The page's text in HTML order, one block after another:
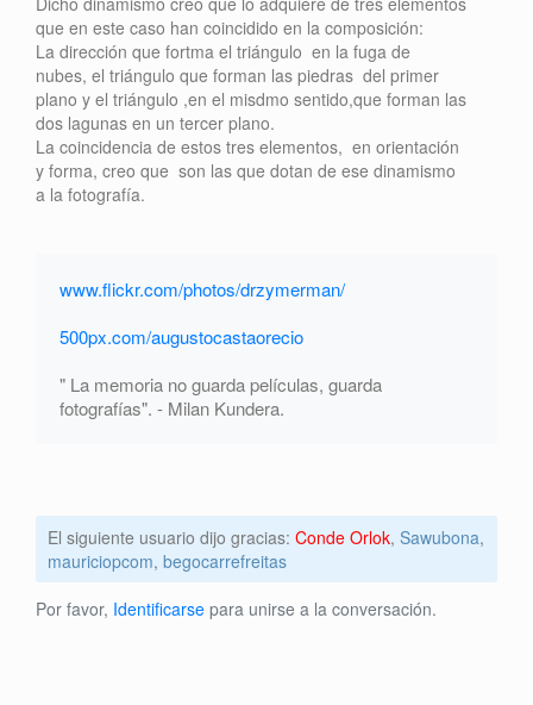
que en este caso han coincidido en la composición:
La dirección que fortma el triángulo en la fuga de
nubes, el triángulo que forman las piedras del primer
plano y el triángulo ,en el misdmo sentido,que forman las
dos lagunas en un tercer plano.
La coincidencia de estos tres elementos, en orientación
y forma, creo que son las que dotan de ese dinamismo
a la fotografía.
www.flickr.com/photos/drzymerman/
500px.com/augustocastaorecio
" La memoria no guarda películas, guarda
fotografías". - Milan Kundera.
El siguiente usuario dijo gracias: Conde Orlok, Sawubona,
mauriciopcom, begocarrefreitas
Por favor, Identificarse para unirse a la conversación.